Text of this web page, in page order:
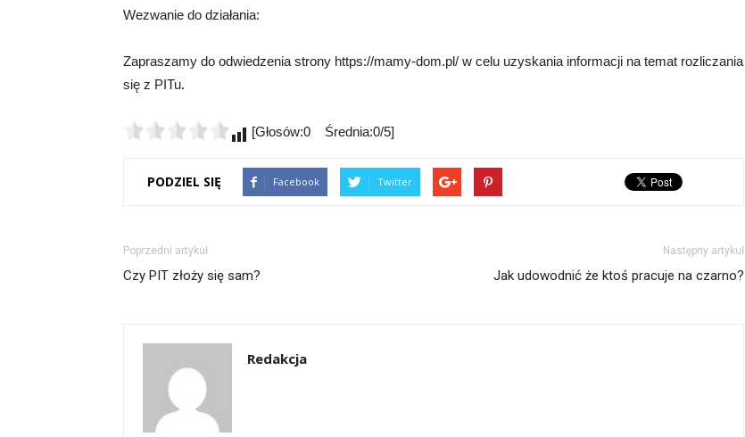
Wezwanie do działania:
Zapraszamy do odwiedzenia strony https://mamy-dom.pl/ w celu uzyskania informacji na temat rozliczania
się z PITu.
[Głosów:0 Średnia:0/5]
PODZIEL SIĘ Facebook Twitter
Poprzedni artykuł
Czy PIT złoży się sam?
Następny artykuł
Jak udowodnić że ktoś pracuje na czarno?
Redakcja